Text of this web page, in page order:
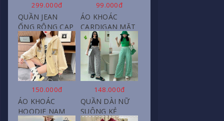
299.000đ
QUẦN JEAN
ỐNG RỘNG CẠP
CAO, DÀI XẺ
GẤU PHONG
CÁCH J6
99.000đ
ÁO KHOÁC
CARDIGAN MẶT
CƯỜI NỮ CHẤT
NỈ COTTON
150.000đ
ÁO KHOÁC
HOODIE NAM
148.000đ
QUẦN DÀI NỮ
SUÔNG KẺ